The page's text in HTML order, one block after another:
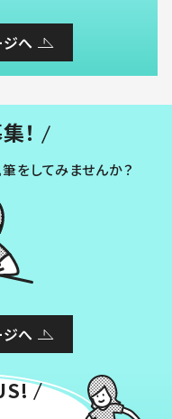
へ
！
をしてみませんか？
へ